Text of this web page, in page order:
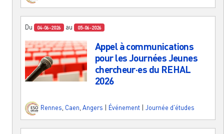
Du 04-06-2026 au 05-06-2026
Appel à communications
pour les Journées Jeunes
chercheur·es du REHAL
2026
Rennes Caen Angers Événement Journée d'études